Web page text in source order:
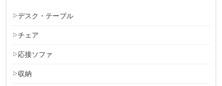
デスク・テーブル
チェア
応接ソファ
収納